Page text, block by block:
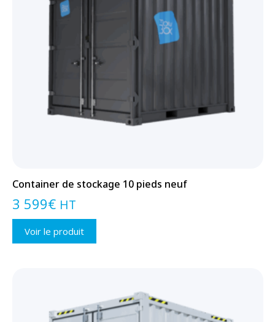
Container de stockage 10 pieds neuf
3 599€ HT
Voir le produit